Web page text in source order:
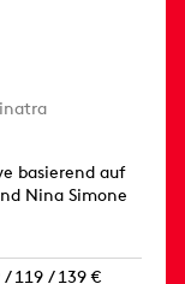
basierend auf
Nina Simone
119 / 139 €